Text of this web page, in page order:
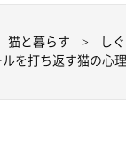
きっと今日も、飼い
なざしで待っている
猫と暮らす し
ルを打ち返す猫の心